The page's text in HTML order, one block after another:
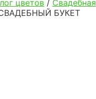
цветов / Свадебная
БУКЕТ